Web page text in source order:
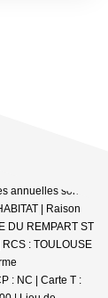
annuelles sont
| Raison
DU REMPART ST
: TOULOUSE
: NC | Carte T :